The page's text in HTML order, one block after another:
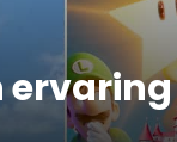
ervaring